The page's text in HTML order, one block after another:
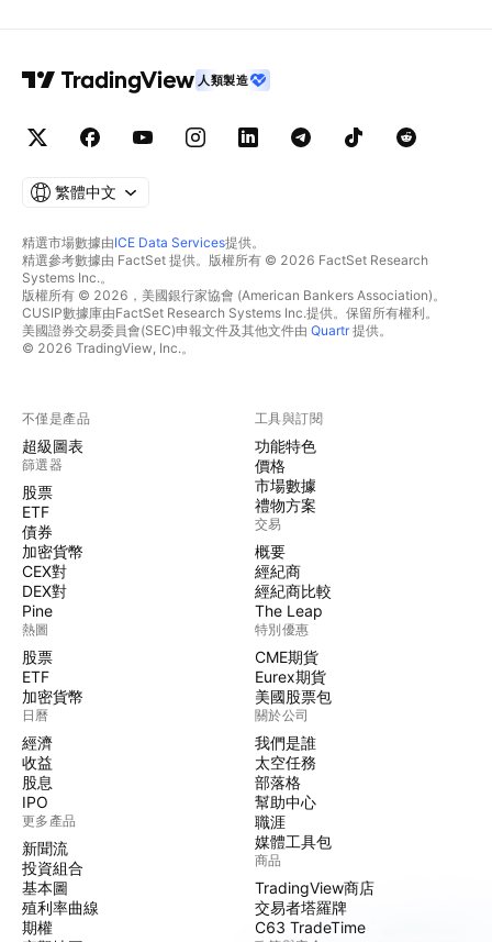
人類製造
繁體中文
精選市場數據由ICE Data Services提供。
精選參考數據由 FactSet 提供。版權所有 © 2026 FactSet Research
Systems Inc.。
版權所有 © 2026，美國銀行家協會 (American Bankers Association)。
CUSIP數據庫由FactSet Research Systems Inc.提供。保留所有權利。
美國證券交易委員會(SEC)申報文件及其他文件由 Quartr提供。
© 2026 TradingView, Inc.。
不僅是產品
超級圖表
篩選器
股票
ETF
債券
加密貨幣
CEX對
DEX對
Pine
熱圖
股票
ETF
加密貨幣
日曆
經濟
收益
股息
IPO
更多產品
新聞流
投資組合
基本圖
殖利率曲線
期權
工具與訂閱
功能特色
價格
市場數據
禮物方案
交易
概要
經紀商
經紀商比較
The Leap
特別優惠
CME期貨
Eurex期貨
美國股票包
關於公司
我們是誰
太空任務
部落格
幫助中心
職涯
媒體工具包
商品
TradingView商店
交易者塔羅牌
C63 TradeTime